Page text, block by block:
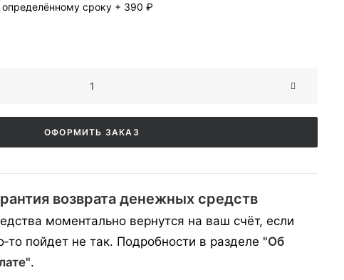
сроку + 390 ₽
ОФОРМИТЬ ЗАКАЗ
возврата денежных средств
моментально вернутся на ваш счёт, если
пойдет не так. Подробности в разделе "Об
.